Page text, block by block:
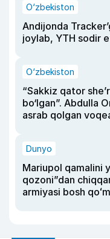
O‘zbekiston
Andijonda
joylab, YTH sodir
O‘zbekiston
“Sakkiz qator
bo‘lgan”. Abdulla
asrab qolgan
Dunyo
Mariupol qamalini
qozoni”dan
armiyasi bosh